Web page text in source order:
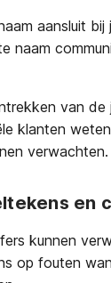
aansluit bij
naam
van de
klanten
verwachten.
en
kunnen
op fouten